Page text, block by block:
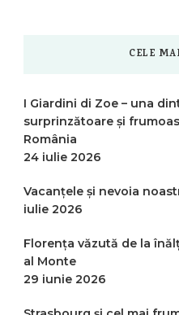
CELE
I Giardini di Zoe – una
surprinzătoare și
România
24 iulie 2026
Vacanțele și nevoia
iulie 2026
Florența văzută de la
al Monte
29 iunie 2026